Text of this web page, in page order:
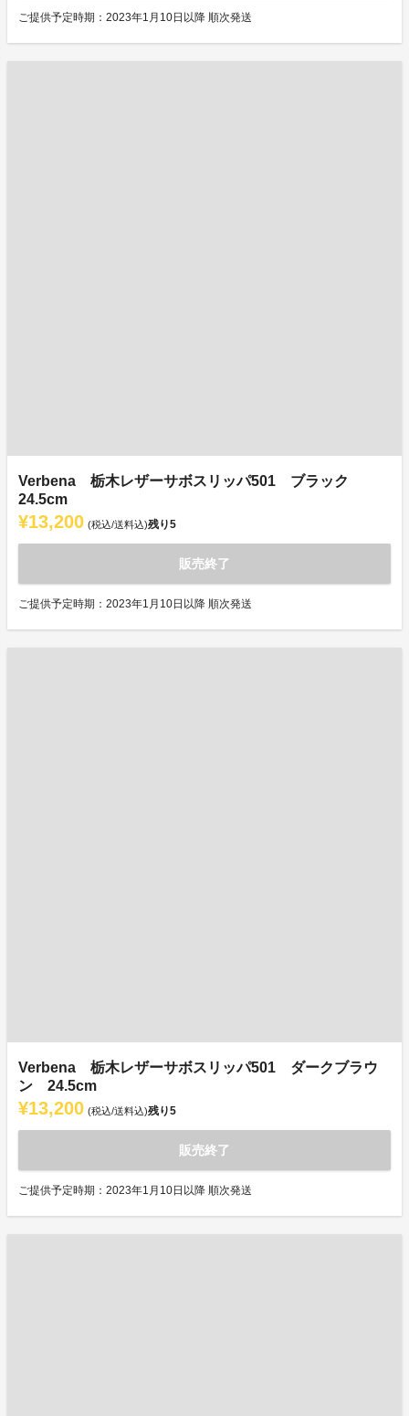
ご提供予定時期：2023年1月10日以降 順次発送
Verbena 栃木レザーサボスリッパ501 ブラック
24.5cm
¥13,200 (税込/送料込)残り5
販売終了
ご提供予定時期：2023年1月10日以降 順次発送
Verbena 栃木レザーサボスリッパ501 ダークブラウ
ン 24.5cm
¥13,200 (税込/送料込)残り5
販売終了
ご提供予定時期：2023年1月10日以降 順次発送